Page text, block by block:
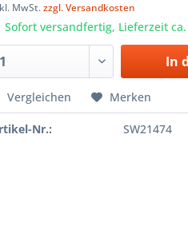
MwSt.zzgl. Versandkosten
Sofort versandfertig, Lieferzeit
In
Vergleichen Merken
Nr.: SW21474